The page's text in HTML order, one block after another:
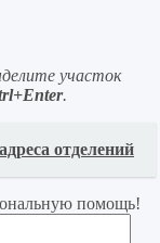
участок
.
отделений
помощь!